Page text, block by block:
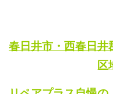
春日井市・西春日井
区